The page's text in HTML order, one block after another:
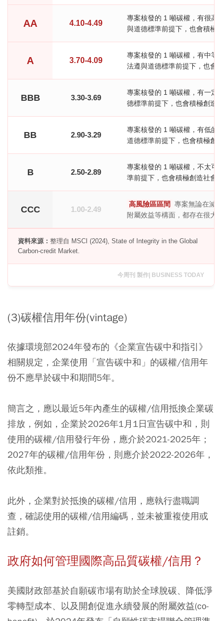
AA 4.10-4.49
專案核發的 1 噸碳權，有很高
與道德標準前提下，也會積極
A 3.70-4.09
專案核發的 1 噸碳權，有中等
法遵與道德標準前提下，也會
BBB 3.30-3.69
專案核發的 1 噸碳權，有一定
德標準前提下，也會積極創造
BB 2.90-3.29
專案核發的 1 噸碳權，有低的
道德標準前提下，也會積極創
B 2.50-2.89
專案核發的 1 噸碳權，不太可
準前提下，也會積極創造社會/
CCC 1.00-2.49
高風險區區間
專案無論在減
附屬效益等構面，都存在很大
資料來源： 整理自 MSCI (2024), State of Integrity in the Global
Carbon-credit Market.
今周刊 製作| BUSINESS TODAY
(3)碳權信用年份(vintage)
依據環境部2024年發布的《企業宣告碳中和指引》
相關規定，企業使用「宣告碳中和」的碳權/信用年
份不應早於碳中和期間5年。
簡言之，應以最近5年內產生的碳權/信用抵換企業碳
排放，例如，企業於2026年1月1日宣告碳中和，則
使用的碳權/信用發行年份，應介於2021-2025年；
2027年的碳權/信用年份，則應介於2022-2026年，
依此類推。
此外，企業對於抵換的碳權/信用，應執行盡職調
查，確認使用的碳權/信用編碼，並未被重複使用或
註銷。
政府如何管理國際高品質碳權/信用？
美國財政部基於自願碳市場有助於全球脫碳、降低淨
零轉型成本、以及開創促進永續發展的附屬效益(co-